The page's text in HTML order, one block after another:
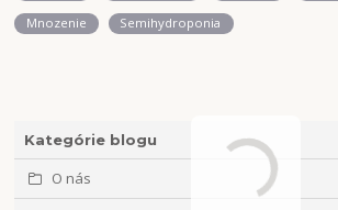
Kategórie blogu
O nás
Mnozenie Semihydroponia